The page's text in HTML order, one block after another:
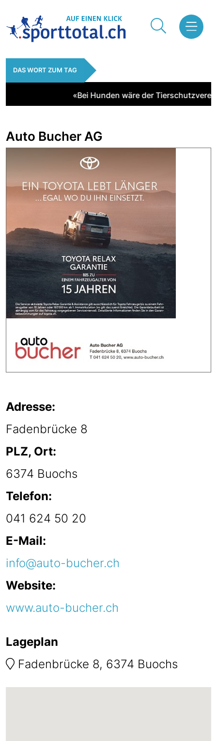
DAS WORT ZUM TAG
«Bei Hunden wäre der
Auto Bucher AG
Adresse:
Fadenbrücke 8
PLZ, Ort:
6374 Buochs
Telefon:
041 624 50 20
E-Mail:
info@auto-bucher.ch
Website:
www.auto-bucher.ch
Lageplan
Fadenbrücke 8, 6374 Buochs